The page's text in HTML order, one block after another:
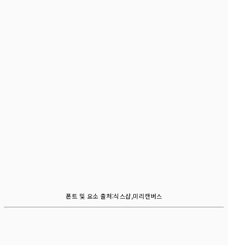
폰트 및 요소 출처:식스샵,미리캔버스